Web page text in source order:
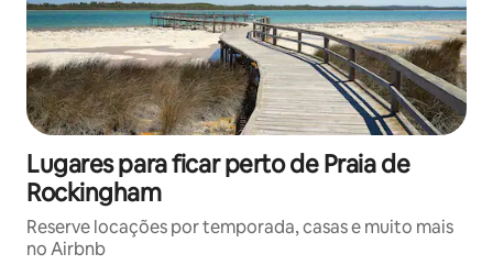
Lugares para ficar perto de Praia de
Rockingham
Reserve locações por temporada, casas e muito mais
no Airbnb